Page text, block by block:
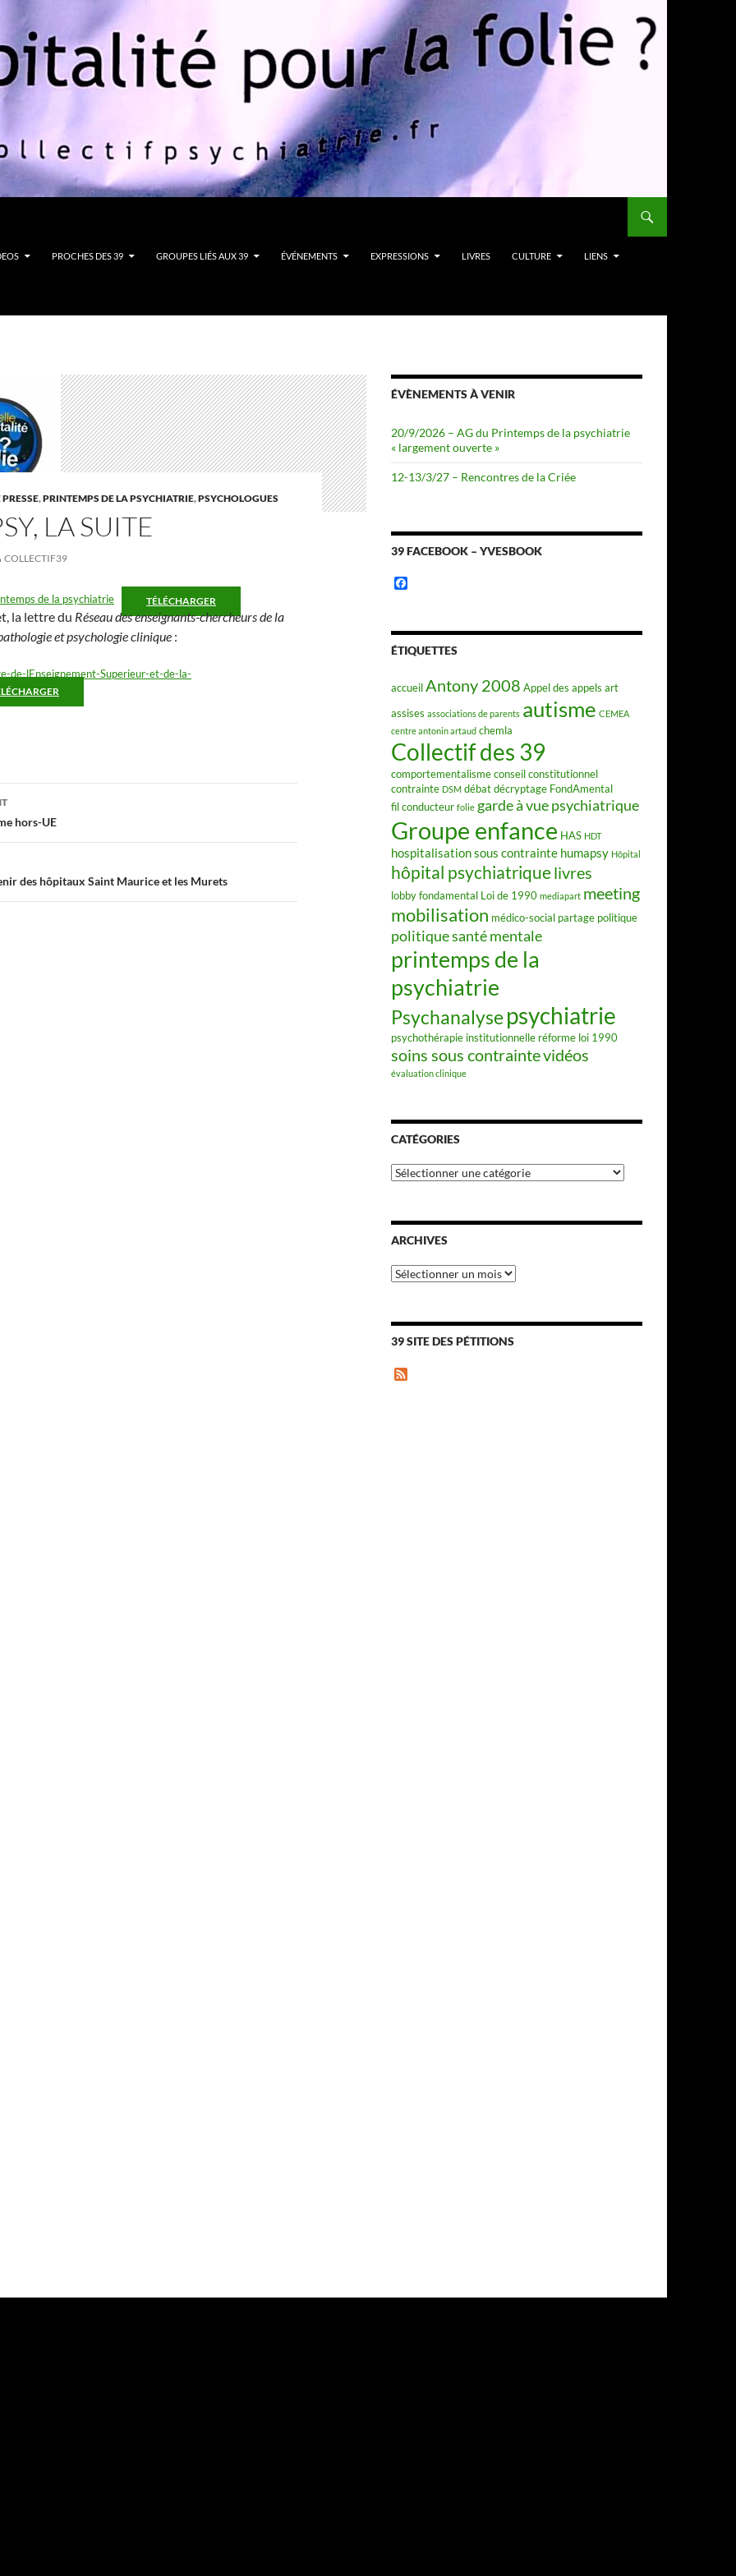
PROCHES DES 39 GROUPES LIÉS AUX 39 ÉVÉNEMENTS EXPRESSIONS LIVRES CULTURE LIENS
,PRINTEMPS DE LA PSYCHIATRIE,PSYCHOLOGUES
LA SUITE
COLLECTIF39
de la psychiatrie TÉLÉCHARGER
la lettre du Réseau des enseignants-chercheurs de la
et psychologie clinique :
de-lEnseignement-Superieur-et-de-la-
hors-UE
des hôpitaux Saint Maurice et les Murets
ÉVÈNEMENTS À VENIR
20/9/2026 – AG du Printemps de la psychiatrie
« largement ouverte »
12-13/3/27 – Rencontres de la Criée
39 FACEBOOK – YVESBOOK
b
o
ÉTIQUETTES
accueilAntony 2008 Appel des appels art
assises associations de parents autisme CEMEA
centre antonin artaud chemla
Collectif des 39
comportementalismeconseil constitutionnel
contrainte DSM débatdécryptage FondAmental
fil conducteur folie garde à vue psychiatrique
Groupe enfance HAS HDT
hospitalisation sous contrainte humapsy Hôpital
hôpital psychiatriquelivres
lobby fondamental Loi de 1990 mediapart meeting
mobilisation médico-social partage politique
politique santé mentale
printemps de la
psychiatrie
Psychanalyse psychiatrie
psychothérapie institutionnelle réforme loi 1990
soins sous contraintevidéos
évaluation clinique
CATÉGORIES
Catégories
ARCHIVES
Archives
39 SITE DES PÉTITIONS